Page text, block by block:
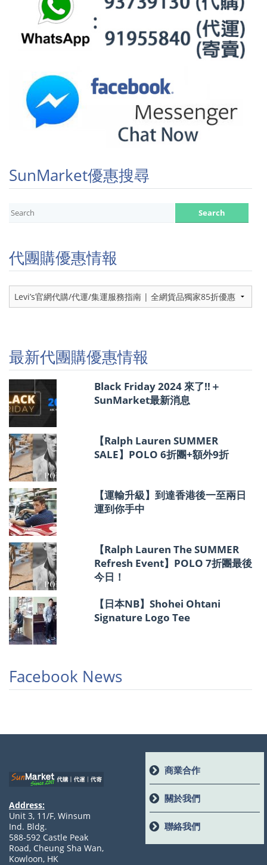
SunMarket優惠搜尋
代團購優惠情報
代
團
情
報
最新代團購優惠情報
Black Friday 2024 來了!!＋
SunMarket最新消息
【Ralph Lauren SUMMER
SALE】POLO 6折團+額外9折
【運輸升級】到達香港後一至兩日
運到你手中
【Ralph Lauren The SUMMER
Refresh Event】POLO 7折團最後
今日！
【日本NB】Shohei Ohtani
Signature Logo Tee
Facebook News
Address:
Unit 3, 11/F, Winsum
Ind. Bldg.
588-592 Castle Peak
Road, Cheung Sha Wan,
Kowloon, HK
商業合作
關於我們
聯絡我們